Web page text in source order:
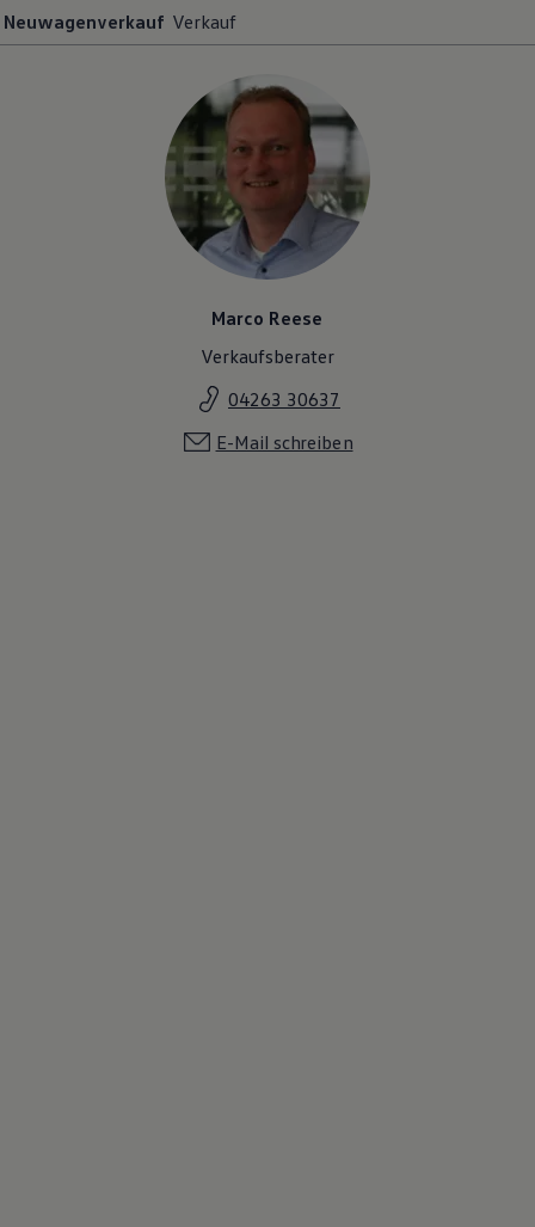
Neuwagenverkauf Verkauf
Marco Reese
Verkaufsberater
04263 30637
E-Mail schreiben